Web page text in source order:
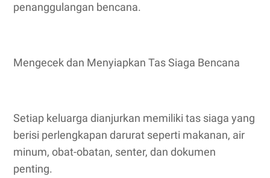
penanggulangan bencana.
Mengecek dan Menyiapkan Tas Siaga Bencana
Setiap keluarga dianjurkan memiliki tas siaga yang
berisi perlengkapan darurat seperti makanan, air
minum, obat-obatan, senter, dan dokumen
penting.